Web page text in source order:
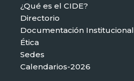
¿Qué es el CIDE?
Directorio
Documentación Institucional
Ética
Sedes
Calendarios-2026